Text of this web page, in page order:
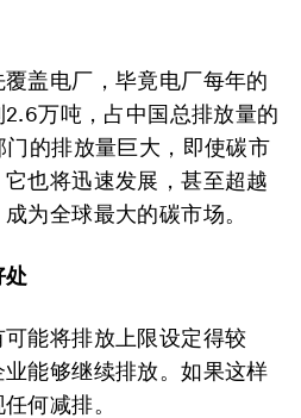
盖电厂，毕竟电厂每年的
万吨，占中国总排放量的
的排放量巨大，即使碳市
也将迅速发展，甚至超越
为全球最大的碳市场。
处
能将排放上限设定得较
能够继续排放。如果这样
何减排。